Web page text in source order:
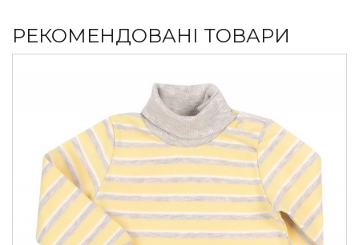
РЕКОМЕНДОВАНІ ТОВАРИ